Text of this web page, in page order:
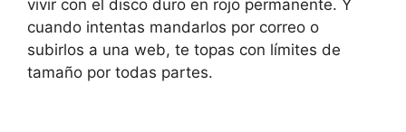
vivir con el disco duro en rojo permanente. Y
cuando intentas mandarlos por correo o
subirlos a una web, te topas con límites de
tamaño por todas partes.